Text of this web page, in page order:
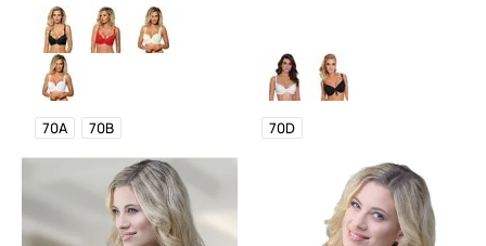
70A 70B 70D